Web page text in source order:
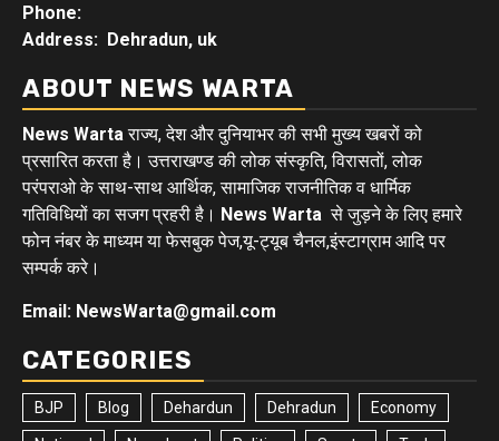
Phone:
Address: Dehradun, uk
ABOUT NEWS WARTA
News Warta राज्य, देश और दुनियाभर की सभी मुख्य खबरों को
प्रसारित करता है। उत्तराखण्ड की लोक संस्कृति, विरासतों, लोक
परंपराओ के साथ-साथ आर्थिक, सामाजिक राजनीतिक व धार्मिक
गतिविधियों का सजग प्रहरी है। News Warta से जुड़ने के लिए हमारे
फोन नंबर के माध्यम या फेसबुक पेज,यू-ट्यूब चैनल,इंस्टाग्राम आदि पर
सम्पर्क करे।
Email: NewsWarta@gmail.com
CATEGORIES
BJP Blog Dehardun Dehradun Economy